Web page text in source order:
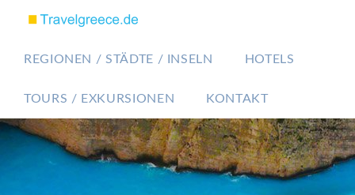
REGIONEN / STÄDTE / INSELN HOTELS
TOURS / EXKURSIONEN KONTAKT